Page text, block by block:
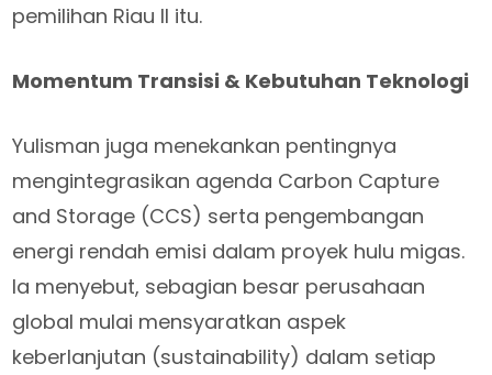
pemilihan Riau II itu.
Momentum Transisi & Kebutuhan Teknologi
Yulisman juga menekankan pentingnya
mengintegrasikan agenda Carbon Capture
and Storage (CCS) serta pengembangan
energi rendah emisi dalam proyek hulu migas.
Ia menyebut, sebagian besar perusahaan
global mulai mensyaratkan aspek
keberlanjutan (sustainability) dalam setiap